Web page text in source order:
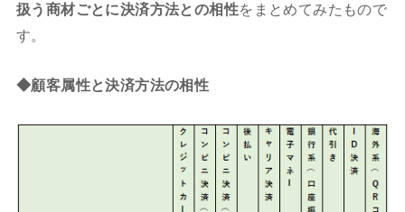
扱う商材ごとに決済方法との相性をまとめてみたもので
す。
◆顧客属性と決済方法の相性